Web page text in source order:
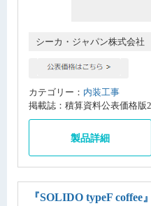
シーカ・ジャパン株式会社
カテゴリー： 内装工事
掲載誌：積算資料公表価格版
製品詳細
『SOLIDO typeF coffee』